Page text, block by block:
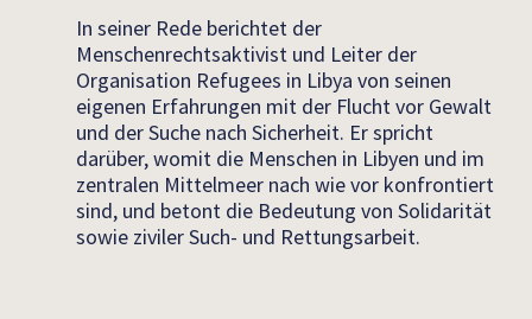
In seiner Rede berichtet der
Menschenrechtsaktivist und Leiter der
Organisation Refugees in Libya von seinen
eigenen Erfahrungen mit der Flucht vor Gewalt
und der Suche nach Sicherheit. Er spricht
darüber, womit die Menschen in Libyen und im
zentralen Mittelmeer nach wie vor konfrontiert
sind, und betont die Bedeutung von Solidarität
sowie ziviler Such- und Rettungsarbeit.